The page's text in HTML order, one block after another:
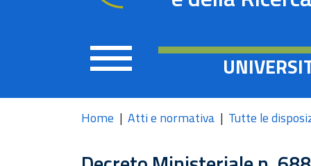
Home Atti e normativa Tutte le